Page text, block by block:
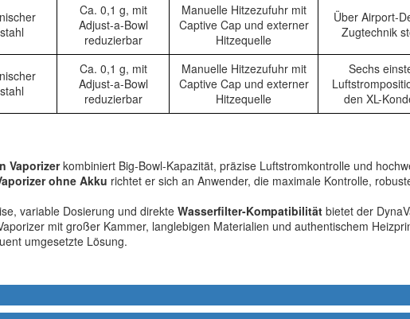
Ca. 0,1 g, mit
Adjust-a-Bowl
reduzierbar
Manuelle Hitzezufuhr mit
Captive Cap und externer
Hitzequelle
Über Airport-
Zugtechnik
Ca. 0,1 g, mit
Adjust-a-Bowl
reduzierbar
Manuelle Hitzezufuhr mit
Captive Cap und externer
Hitzequelle
Sechs
den XL-
Vaporizerkombiniert Big-Bowl-Kapazität, präzise Luftstromkontrolle und
ohne Akku richtet er sich an Anwender, die maximale Kontrolle,
variable Dosierung und direkte Wasserfilter-Kompatibilität bietet der
mit großer Kammer, langlebigen Materialien und authentischem
umgesetzte Lösung.